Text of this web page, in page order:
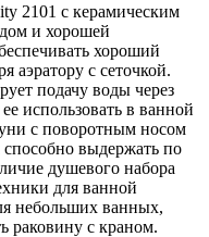
2101 с керамическим
и хорошей
хороший
аэратору с сеточкой.
подачу воды через
использовать в ванной
с поворотным носом
способно выдержать по
душевого набора
для ванной
небольших ванных,
раковину с краном.